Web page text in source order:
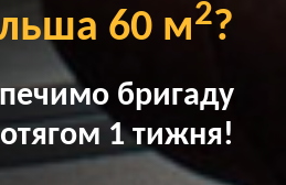
60 м2?
бригаду
1 тижня!